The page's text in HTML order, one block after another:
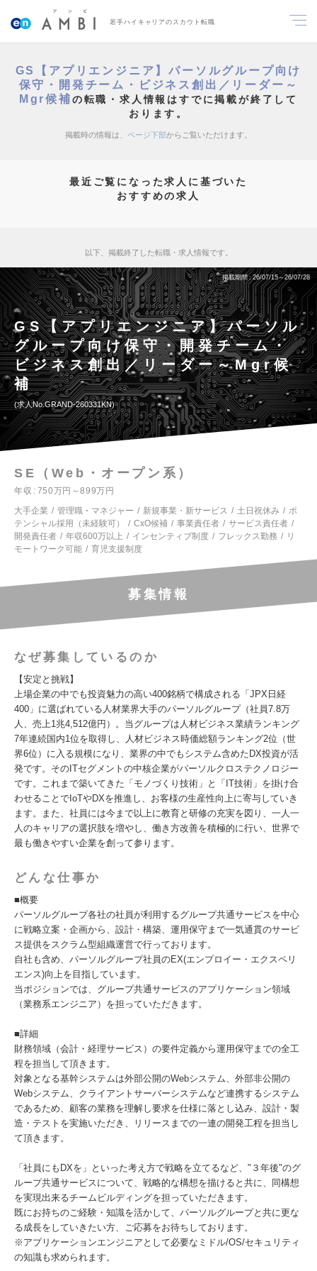
若手ハイキャリアのスカウト転職
GS【アプリエンジニア】パーソルグループ向け
保守・開発チーム・ビジネス創出／リーダー～
Mgr候補の転職・求人情報はすでに掲載が終了して
おります。
掲載時の情報は、 ページ下部からご覧いただけます。
最近ご覧になった求人に基づいた
おすすめの求人
以下、掲載終了した転職・求人情報です。
掲載期間 26/07/15～26/07/28
GS【アプリエンジニア】パーソル
グループ向け保守・開発チーム・
ビジネス創出／リーダー～Mgr候
補
求人No.GRAND-260331KN
SE（Web・オープン系）
年収
750万円～899万円
大手企業
管理職・マネジャー 新規事業・新サービス 土日祝休み
ポ
テンシャル採用（未経験可）
CxO候補 事業責任者
サービス責任者
開発責任者
年収600万以上 インセンティブ制度 フレックス勤務
リ
モートワーク可能
育児支援制度
募集情報
なぜ募集しているのか
【安定と挑戦】
上場企業の中でも投資魅力の高い400銘柄で構成される「JPX日経
400」に選ばれている人材業界大手のパーソルグループ（社員7.8万
人、売上1兆4,512億円）。当グループは人材ビジネス業績ランキング
7年連続国内1位を取得し、人材ビジネス時価総額ランキング2位（世
界6位）に入る規模になり、業界の中でもシステム含めたDX投資が活
発です。そのITセグメントの中核企業がパーソルクロステクノロジー
です。これまで築いてきた「モノづくり技術」と「IT技術」を掛け合
わせることでIoTやDXを推進し、お客様の生産性向上に寄与していき
ます。また、社員には今まで以上に教育と研修の充実を図り、一人一
人のキャリアの選択肢を増やし、働き方改善を積極的に行い、世界で
最も働きやすい企業を創って参ります。
どんな仕事か
■概要
パーソルグループ各社の社員が利用するグループ共通サービスを中心
に戦略立案・企画から、設計・構築、運用保守まで一気通貫のサービ
ス提供をスクラム型組織運営で行っております。
自社も含め、パーソルグループ社員のEX(エンプロイー・エクスペリ
エンス)向上を目指しています。
当ポジションでは、グループ共通サービスのアプリケーション領域
（業務系エンジニア）を担っていただきます。
■詳細
財務領域（会計・経理サービス）の要件定義から運用保守までの全工
程を担当して頂きます。
対象となる基幹システムは外部公開のWebシステム、外部非公開の
Webシステム、クライアントサーバーシステムなど連携するシステム
であるため、顧客の業務を理解し要求を仕様に落とし込み、設計・製
造・テストを実施いただき、リリースまでの一連の開発工程を担当し
て頂きます。
「社員にもDXを」といった考え方で戦略を立てるなど、"３年後"のグ
ループ共通サービスについて、戦略的な構想を描けると共に、同構想
を実現出来るチームビルディングを担っていただきます。
既にお持ちのご経験・知識を活かして、パーソルグループと共に更な
る成長をしていきたい方、ご応募をお待ちしております。
※アプリケーションエンジニアとして必要なミドル/OS/セキュリティ
の知識も求められます。